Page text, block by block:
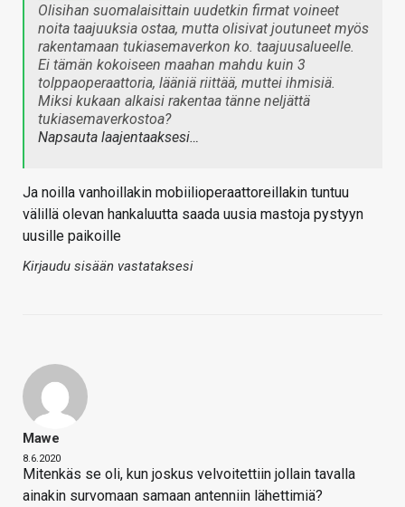
Olisihan suomalaisittain uudetkin firmat voineet
noita taajuuksia ostaa, mutta olisivat joutuneet myös
rakentamaan tukiasemaverkon ko. taajuusalueelle.
Ei tämän kokoiseen maahan mahdu kuin 3
tolppaoperaattoria, lääniä riittää, muttei ihmisiä.
Miksi kukaan alkaisi rakentaa tänne neljättä
tukiasemaverkostoa?
Napsauta laajentaaksesi…
Ja noilla vanhoillakin mobiilioperaattoreillakin tuntuu
välillä olevan hankaluutta saada uusia mastoja pystyyn
uusille paikoille
Kirjaudu sisään vastataksesi
Mawe
8.6.2020
Mitenkäs se oli, kun joskus velvoitettiin jollain tavalla
ainakin survomaan samaan antenniin lähettimiä?